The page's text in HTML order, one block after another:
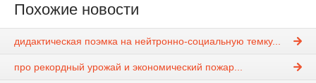
Похожие новости
дидактическая поэмка на нейтронно-социальную темку...
про рекордный урожай и экономический пожар...